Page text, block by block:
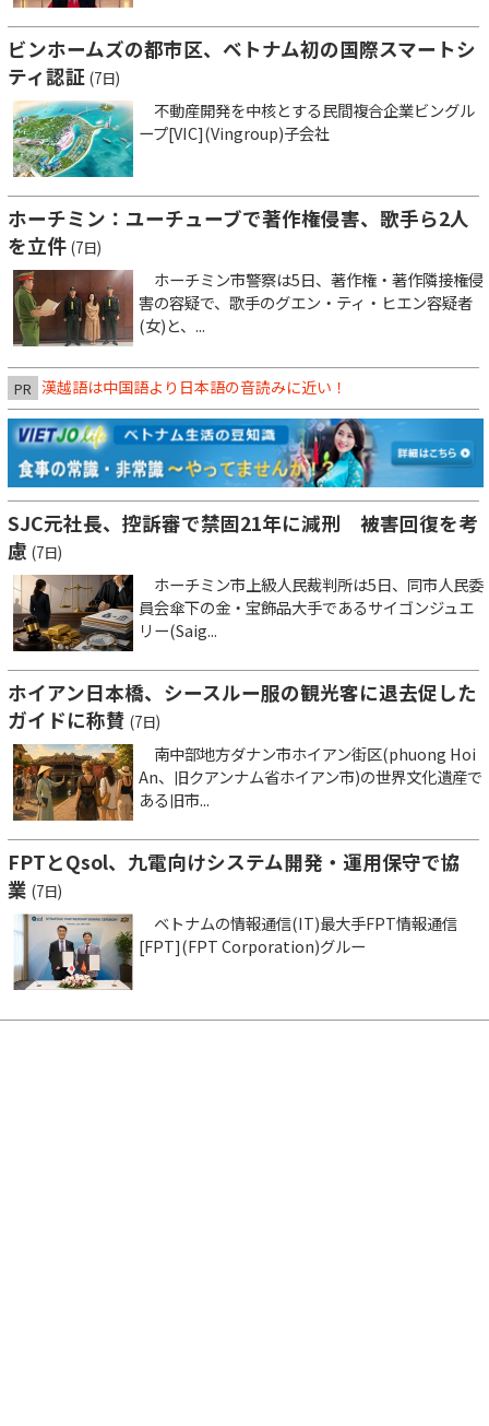
ビンホームズの都市区、ベトナム初の国際スマートシ
ティ認証 (7日)
不動産開発を中核とする民間複合企業ビングル
ープ[VIC](Vingroup)子会社
ホーチミン：ユーチューブで著作権侵害、歌手ら2人
を立件 (7日)
ホーチミン市警察は5日、著作権・著作隣接権侵
害の容疑で、歌手のグエン・ティ・ヒエン容疑者
(女)と、...
PR 漢越語は中国語より日本語の音読みに近い！
SJC元社長、控訴審で禁固21年に減刑 被害回復を考
慮 (7日)
ホーチミン市上級人民裁判所は5日、同市人民委
員会傘下の金・宝飾品大手であるサイゴンジュエ
リー(Saig...
ホイアン日本橋、シースルー服の観光客に退去促した
ガイドに称賛 (7日)
南中部地方ダナン市ホイアン街区(phuong Hoi
An、旧クアンナム省ホイアン市)の世界文化遺産で
ある旧市...
FPTとQsol、九電向けシステム開発・運用保守で協
業 (7日)
ベトナムの情報通信(IT)最大手FPT情報通信
[FPT](FPT Corporation)グルー